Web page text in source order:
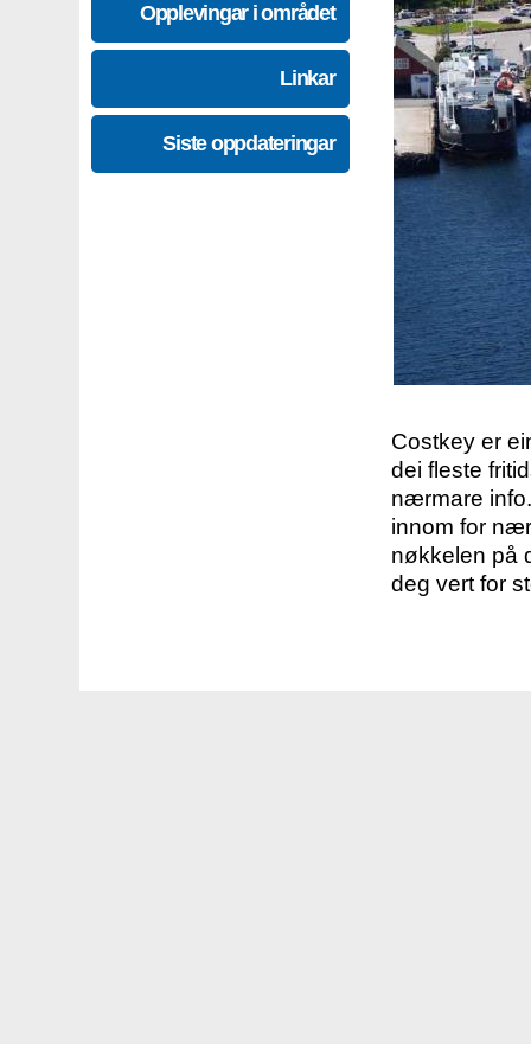
Opplevingar i området
Linkar
Siste oppdateringar
Costkey er
dei fleste
nærmare
innom for
nøkkelen på
deg vert for